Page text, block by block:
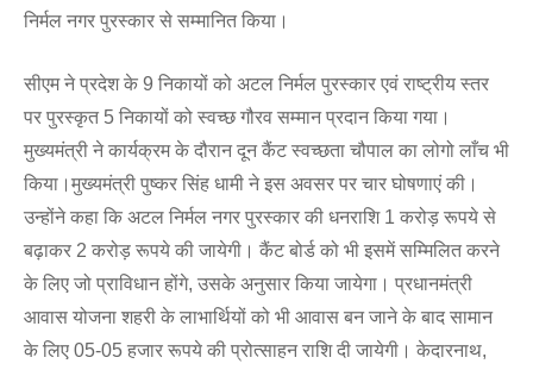
निर्मल नगर पुरस्कार से सम्मानित किया।
सीएम ने प्रदेश के 9 निकायों को अटल निर्मल पुरस्कार एवं राष्ट्रीय स्तर
पर पुरस्कृत 5 निकायों को स्वच्छ गौरव सम्मान प्रदान किया गया।
मुख्यमंत्री ने कार्यक्रम के दौरान दून कैंट स्वच्छता चौपाल का लोगो लाँच भी
किया।मुख्यमंत्री पुष्कर सिंह धामी ने इस अवसर पर चार घोषणाएं की।
उन्होंने कहा कि अटल निर्मल नगर पुरस्कार की धनराशि 1 करोड़ रूपये से
बढ़ाकर 2 करोड़ रूपये की जायेगी। कैंट बोर्ड को भी इसमें सम्मिलित करने
के लिए जो प्राविधान होंगे, उसके अनुसार किया जायेगा। प्रधानमंत्री
आवास योजना शहरी के लाभार्थियों को भी आवास बन जाने के बाद सामान
के लिए 05-05 हजार रूपये की प्रोत्साहन राशि दी जायेगी। केदारनाथ,